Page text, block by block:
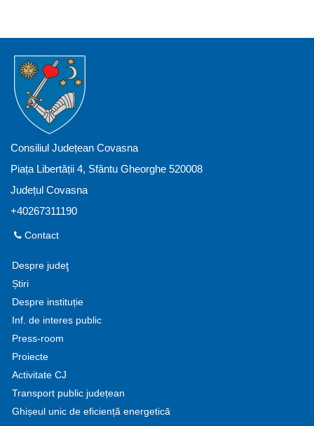
Consiliul Județean Covasna
Piața Libertății 4, Sfântu Gheorghe 520008
Județul Covasna
+40267311190
Contact
Despre judeţ
Știri
Despre instituție
Inf. de interes public
Press-room
Proiecte
Activitate CJ
Transport public județean
Ghișeul unic de eficiență energetică